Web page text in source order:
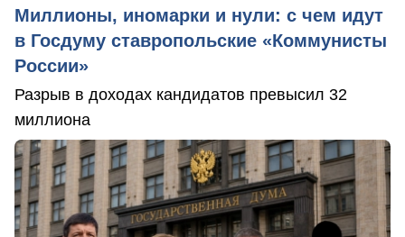
Миллионы, иномарки и нули: с чем идут
в Госдуму ставропольские «Коммунисты
России»
Разрыв в доходах кандидатов превысил 32
миллиона